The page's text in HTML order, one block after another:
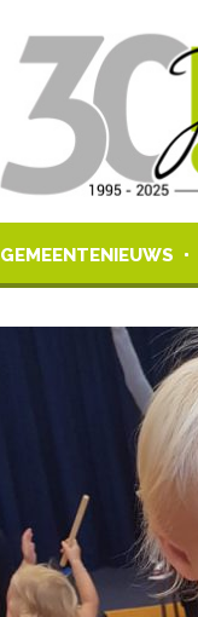
GEMEENTENIEUWS